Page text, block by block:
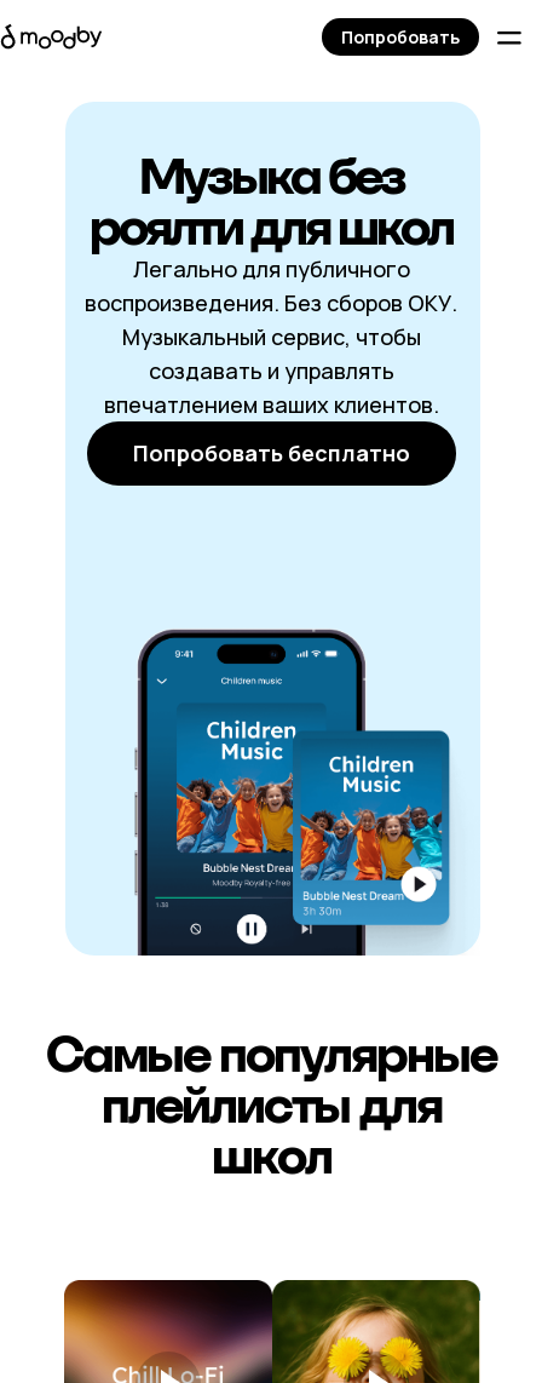
Музыка без
роялти для школ
Легально для публичного
воспроизведения. Без сборов ОКУ.
Музыкальный сервис, чтобы
создавать и управлять
впечатлением ваших клиентов.
Попробовать бесплатно
Самые популярные
плейлисты для
школ
Попробовать